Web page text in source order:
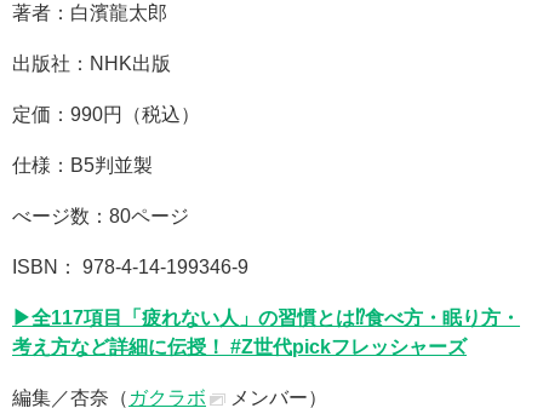
著者：白濱龍太郎
出版社：NHK出版
定価：990円（税込）
仕様：B5判並製
べージ数：80ページ
ISBN： 978-4-14-199346-9
▶全117項目「疲れない人」の習慣とは⁉食べ方・眠り方・
考え方など詳細に伝授！ #Z世代pickフレッシャーズ
編集／杏奈（ ガクラボ メンバー）